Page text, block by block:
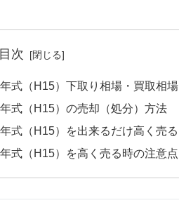
目次
式（H15）下取り相場・買取相場
式（H15）の売却（処分）方法
式（H15）を出来るだけ高く売る
式（H15）を高く売る時の注意点